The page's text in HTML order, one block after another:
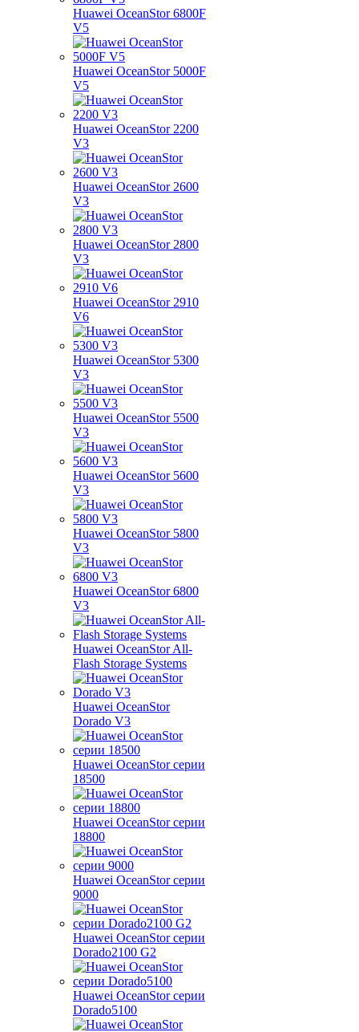
Huawei OceanStor 6800F
V5
Huawei OceanStor 5000F
V5
Huawei OceanStor 2200
V3
Huawei OceanStor 2600
V3
Huawei OceanStor 2800
V3
Huawei OceanStor 2910
V6
Huawei OceanStor 5300
V3
Huawei OceanStor 5500
V3
Huawei OceanStor 5600
V3
Huawei OceanStor 5800
V3
Huawei OceanStor 6800
V3
Huawei OceanStor All-
Flash Storage Systems
Huawei OceanStor
Dorado V3
Huawei OceanStor серии
18500
Huawei OceanStor серии
18800
Huawei OceanStor серии
9000
Huawei OceanStor серии
Dorado2100 G2
Huawei OceanStor серии
Dorado5100